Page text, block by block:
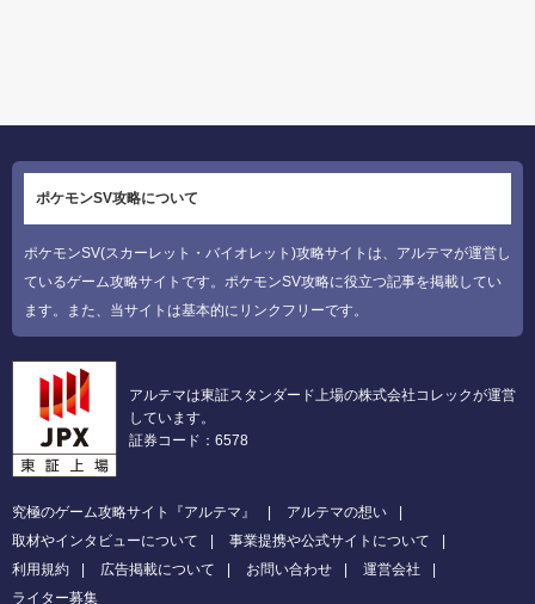
ポケモンSV攻略について
ポケモンSV(スカーレット・バイオレット)攻略サイトは、アルテマが運営し
ているゲーム攻略サイトです。ポケモンSV攻略に役立つ記事を掲載してい
ます。また、当サイトは基本的にリンクフリーです。
アルテマは東証スタンダード上場の株式会社コレックが運営
しています。
証券コード：6578
究極のゲーム攻略サイト『アルテマ』
アルテマの想い
取材やインタビューについて
事業提携や公式サイトについて
利用規約
広告掲載について お問い合わせ
運営会社
ライター募集